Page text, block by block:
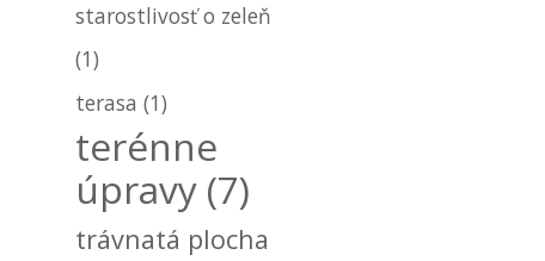
starostlivosť o zeleň
(1)
terasa (1)
terénne
úpravy(7)
trávnatá plocha